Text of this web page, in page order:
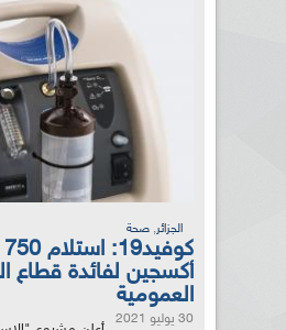
الجزائر, صحة
أكسجين لفائدة قطاع
العمومية
30 يوليو 2021